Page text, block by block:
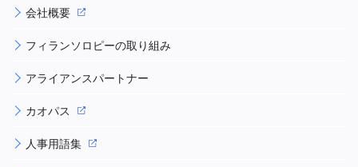
会社概要
フィランソロピーの取り組み
アライアンスパートナー
カオパス
人事用語集